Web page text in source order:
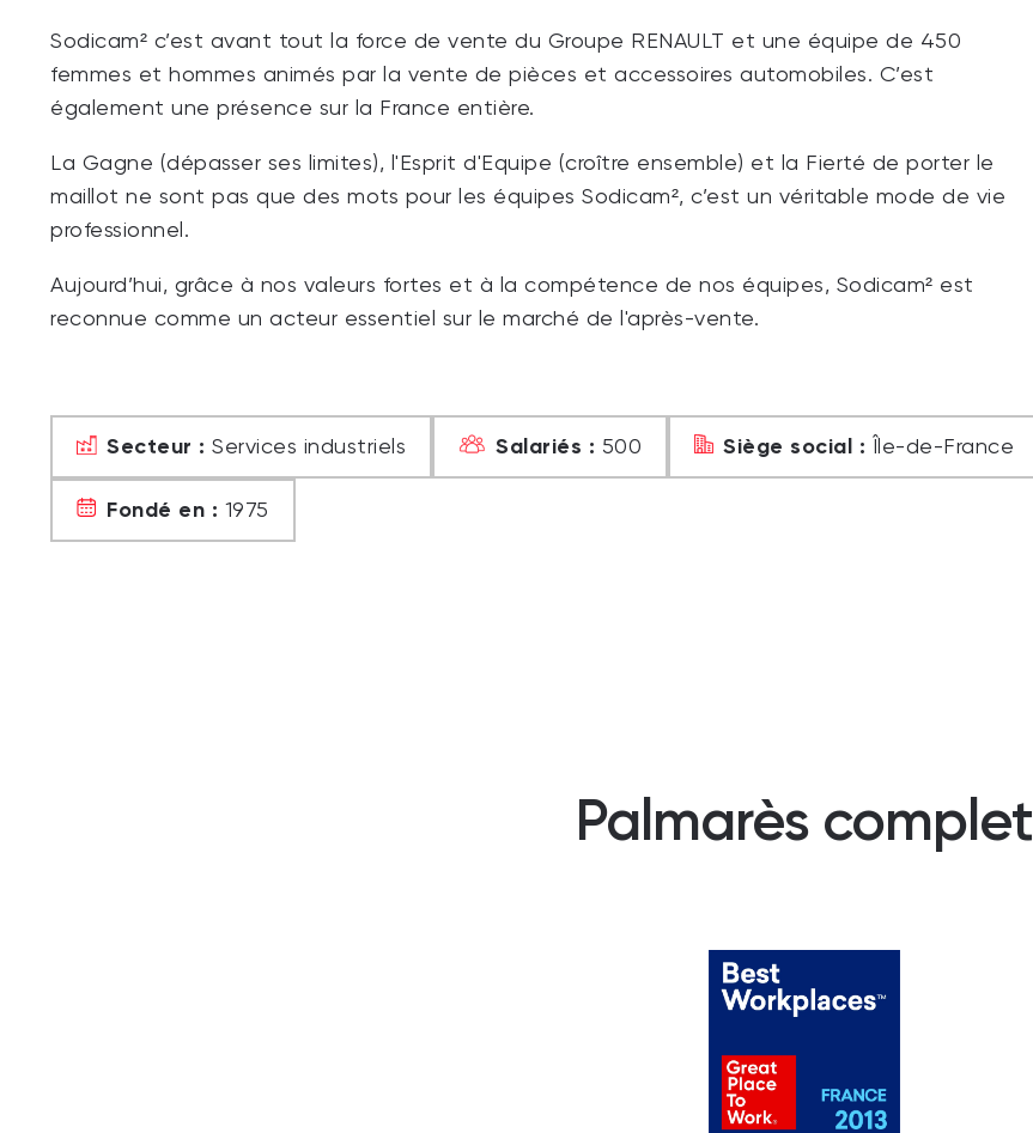
Sodicam² c’est avant tout la force de vente du Groupe RENAULT et une équipe de 450
femmes et hommes animés par la vente de pièces et accessoires automobiles. C’est
également une présence sur la France entière.
La Gagne (dépasser ses limites), l'Esprit d'Equipe (croître ensemble) et la Fierté de porter le
maillot ne sont pas que des mots pour les équipes Sodicam², c’est un véritable mode de vie
professionnel.
Aujourd’hui, grâce à nos valeurs fortes et à la compétence de nos équipes, Sodicam² est
reconnue comme un acteur essentiel sur le marché de l'après-vente.
Secteur : Services industriels Salariés : 500 Siège social : Île-de-France
Fondé en : 1975
Palmarès complet